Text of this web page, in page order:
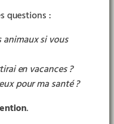
questions :
animaux si vous
en vacances ?
pour ma santé ?
.